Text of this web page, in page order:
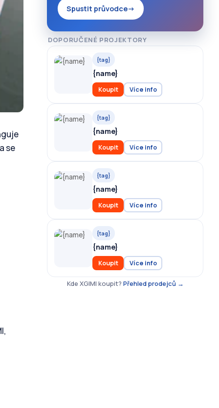
se
Spustit průvodce→
DOPORUČENÉ PROJEKTORY
{tag}
{name}
Koupit Více info
{tag}
{name}
Koupit Více info
{tag}
{name}
Koupit Více info
{tag}
{name}
Koupit Více info
Kde XGIMI koupit? Přehled prodejců →